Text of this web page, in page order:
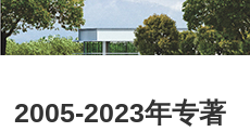
2005-2023年专著